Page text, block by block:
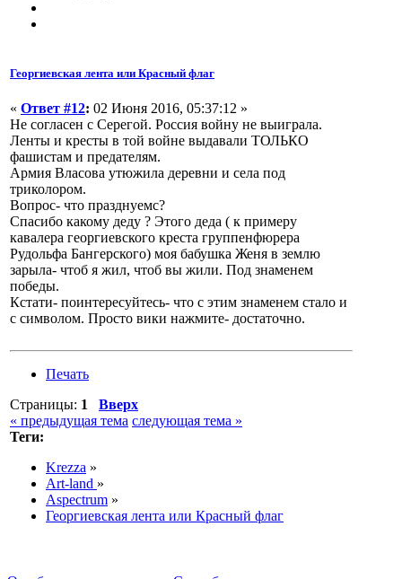
Георгиевская лента или Красный флаг
« Ответ #12: 02 Июня 2016, 05:37:12 »
Не согласен с Серегой. Россия войну не выиграла.
Ленты и кресты в той войне выдавали ТОЛЬКО
фашистам и предателям.
Армия Власова утюжила деревни и села под
триколором.
Вопрос- что празднуемс?
Спасибо какому деду ? Этого деда ( к примеру
кавалера георгиевского креста группенфюрера
Рудольфа Бангерского) моя бабушка Женя в землю
зарыла- чтоб я жил, чтоб вы жили. Под знаменем
победы.
Кстати- поинтересуйтесь- что с этим знаменем стало и
с символом. Просто вики нажмите- достаточно.
Печать
Страницы: 1
Вверх
« предыдущая тема следующая тема »
Теги:
Krezza »
Art-land »
Aspectrum »
Георгиевская лента или Красный флаг